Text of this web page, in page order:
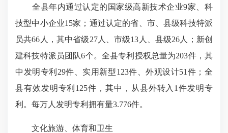
全县年内通过认定的国家级高新技术企业9家、科
技型中小企业15家；通过认定的省、市、县级科技特派
员共66人，其中省级27人、市级13人、县级26人；新创
建科技特派员团队6个。全县专利授权总量为203件，其
中发明专利29件、实用新型123件、外观设计51件；全
县有效发明专利125件，其中，从县外转入1件发明专
利。每万人发明专利拥有量3.776件。
文化旅游、体育和卫生